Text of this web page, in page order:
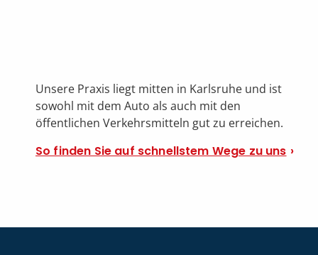
Unsere Praxis liegt mitten in Karlsruhe und ist
sowohl mit dem Auto als auch mit den
öffentlichen Verkehrsmitteln gut zu erreichen.
So finden Sie auf schnellstem Wege zu uns